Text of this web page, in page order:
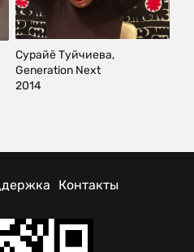
Сурайё Туйчиева,
Generation Next
2014
Контакты